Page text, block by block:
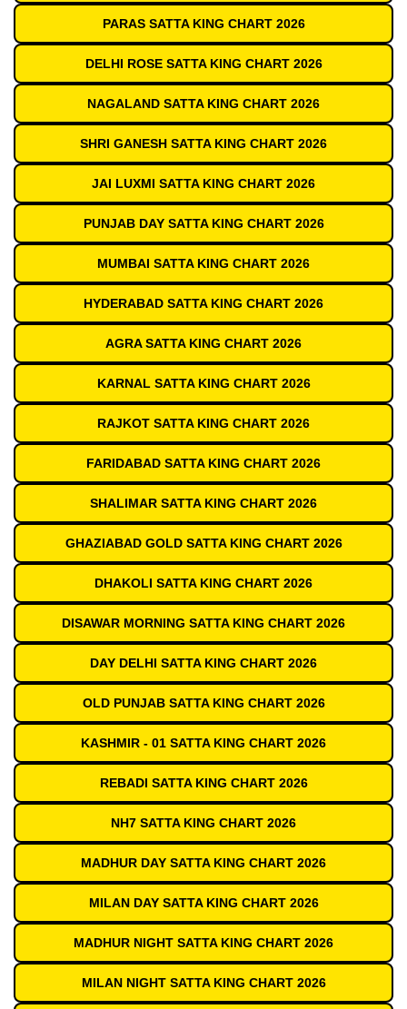
PARAS SATTA KING CHART 2026
DELHI ROSE SATTA KING CHART 2026
NAGALAND SATTA KING CHART 2026
SHRI GANESH SATTA KING CHART 2026
JAI LUXMI SATTA KING CHART 2026
PUNJAB DAY SATTA KING CHART 2026
MUMBAI SATTA KING CHART 2026
HYDERABAD SATTA KING CHART 2026
AGRA SATTA KING CHART 2026
KARNAL SATTA KING CHART 2026
RAJKOT SATTA KING CHART 2026
FARIDABAD SATTA KING CHART 2026
SHALIMAR SATTA KING CHART 2026
GHAZIABAD GOLD SATTA KING CHART 2026
DHAKOLI SATTA KING CHART 2026
DISAWAR MORNING SATTA KING CHART 2026
DAY DELHI SATTA KING CHART 2026
OLD PUNJAB SATTA KING CHART 2026
KASHMIR - 01 SATTA KING CHART 2026
REBADI SATTA KING CHART 2026
NH7 SATTA KING CHART 2026
MADHUR DAY SATTA KING CHART 2026
MILAN DAY SATTA KING CHART 2026
MADHUR NIGHT SATTA KING CHART 2026
MILAN NIGHT SATTA KING CHART 2026